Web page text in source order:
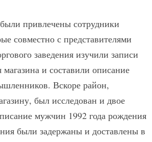
привлечены сотрудники
совместно с представителями
заведения изучили записи
и составили описание
Вскоре район,
был исследован и двое
мужчин 1992 года рождения
были задержаны и доставлены в